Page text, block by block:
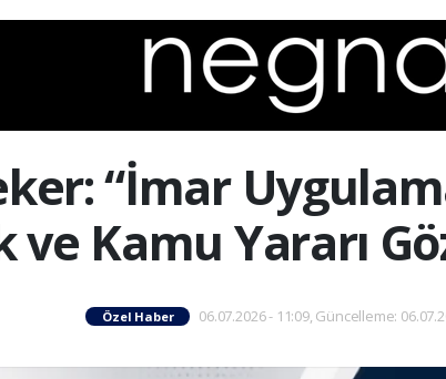
“İmar
ve Kamu Yararı
Özel Haber 06.07.2026 - 11:09, Güncelleme: